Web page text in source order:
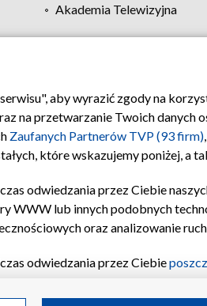
Akademia Telewizyjna
Regulamin TVP Polityka
aby wyrazić zgody na
na przetwarzanie Twoich danych
Zaufanych Partnerów TVP (93 firm)
które wskazujemy poniżej, a
odwiedzania przez Ciebie
WWW lub innych podobnych
oraz analizowanie
odwiedzania przez Ciebie
celów i funkcji: